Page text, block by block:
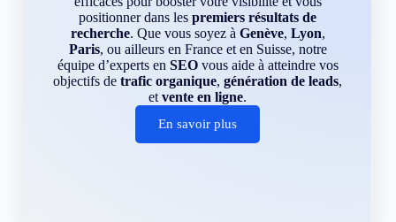
positionner dans lespremiers résultats de
recherche. Que vous soyez à Genève, Lyon,
Paris, ou ailleurs en France et en Suisse, notre
équipe d’experts en SEOvous aide à atteindre vos
objectifs detrafic organique,génération de leads,
etvente en ligne.
En savoir plus